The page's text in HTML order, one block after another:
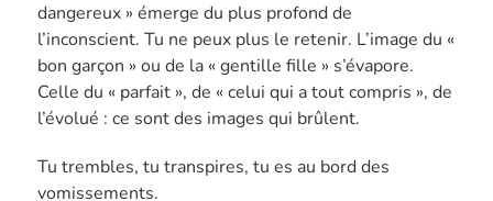
dangereux » émerge du plus profond de
l’inconscient. Tu ne peux plus le retenir. L’image du «
bon garçon » ou de la « gentille fille » s’évapore.
Celle du « parfait », de « celui qui a tout compris », de
l’évolué : ce sont des images qui brûlent.
Tu trembles, tu transpires, tu es au bord des
vomissements.